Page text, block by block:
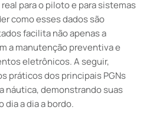
para o piloto e para sistemas
como esses dados são
facilita não apenas a
a manutenção preventiva e
eletrônicos. A seguir,
práticos dos principais PGNs
náutica, demonstrando suas
dia a dia a bordo.